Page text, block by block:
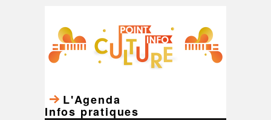
L'Agenda
Infos pratiques